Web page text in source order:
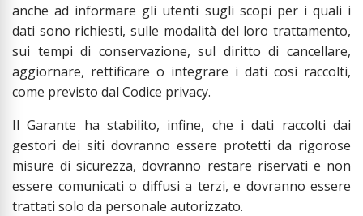
anche ad informare gli utenti sugli scopi per i quali i
dati sono richiesti, sulle modalità del loro trattamento,
sui tempi di conservazione, sul diritto di cancellare,
aggiornare, rettificare o integrare i dati così raccolti,
come previsto dal Codice privacy.
Il Garante ha stabilito, infine, che i dati raccolti dai
gestori dei siti dovranno essere protetti da rigorose
misure di sicurezza, dovranno restare riservati e non
essere comunicati o diffusi a terzi, e dovranno essere
trattati solo da personale autorizzato.